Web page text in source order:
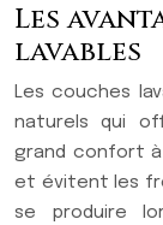
Les
lavables
Les couches
naturels qui
grand confort
et évitent les
se produire